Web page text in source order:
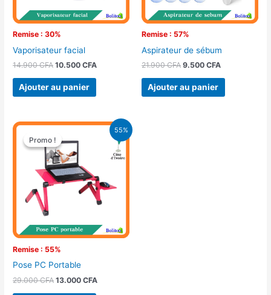
Remise : 30%
Vaporisateur facial
14.900CFA 10.500CFA
Ajouter au panier
Remise : 57%
Aspirateur de sébum
21.900CFA 9.500 CFA
Ajouter au panier
55%
Promo !
Remise : 55%
Promo !
Pose PC Portable
29.000CFA
Le
prix
initial
était :
29.000 CFA.
13.000CFA
Le
prix
actuel
est :